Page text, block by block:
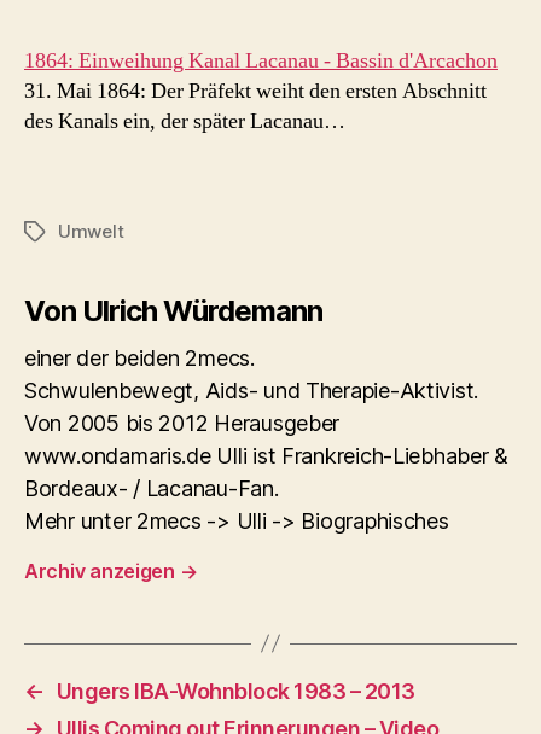
1864: Einweihung Kanal Lacanau - Bassin d'Arcachon
31. Mai 1864: Der Präfekt weiht den ersten Abschnitt
des Kanals ein, der später Lacanau…
Schlagwörter
Umwelt
Von Ulrich Würdemann
einer der beiden 2mecs.
Schwulenbewegt, Aids- und Therapie-Aktivist.
Von 2005 bis 2012 Herausgeber
www.ondamaris.de Ulli ist Frankreich-Liebhaber &
Bordeaux- / Lacanau-Fan.
Mehr unter 2mecs -> Ulli -> Biographisches
Archiv anzeigen →
←
Ungers IBA-Wohnblock 1983 – 2013
→
Ullis Coming out Erinnerungen – Video